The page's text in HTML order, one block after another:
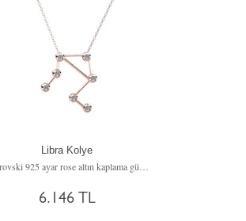
Libra Kolye
6.146 TL